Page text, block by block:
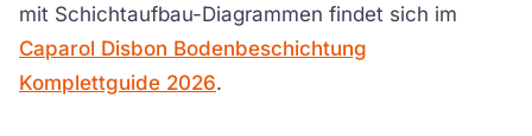
mit Schichtaufbau-Diagrammen findet sich im
Caparol Disbon Bodenbeschichtung
Komplettguide 2026.